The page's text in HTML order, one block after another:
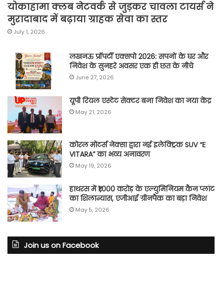
योकाहामा क्लब नेटवर्क से जुड़कर चावला टायर्स ने
मुरादाबाद में बढ़ाया ग्राहक सेवा का स्तर
July 1, 2026
लखनऊ प्रॉपर्टी एक्सपो 2026: सपनों के घर और
निवेश के सुनहरे अवसर एक ही छत के नीचे
June 27, 2026
यूपी रियल एस्टेट सेक्टर बना निवेश का नया केंद्र
May 21, 2026
कोरल मोटर्स नेक्सा द्वारा नई इलेक्ट्रिक SUV “E
VITARA” का भव्य अनावरण
May 19, 2026
हाथरस में ₹1,000 करोड़ के एल्युमिनियम कैन प्लांट
का शिलान्यास, एजीआई ग्रीनपैक का बड़ा निवेश
May 5, 2026
Join us on Facebook